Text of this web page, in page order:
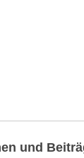
und